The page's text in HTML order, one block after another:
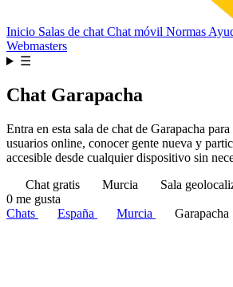
Inicio Salas de chat Chat móvil Normas
Webmasters
☰
Chat Garapacha
Entra en esta sala de chat de Garapacha
usuarios online, conocer gente nueva y
accesible desde cualquier dispositivo sin
Chat gratis
Murcia Sala
0 me gusta
Chats
España Murcia Garapacha